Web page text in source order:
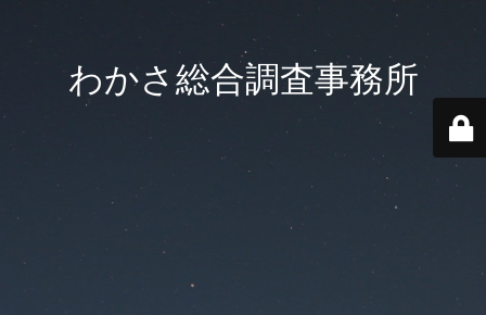
わかさ総合調査事務所